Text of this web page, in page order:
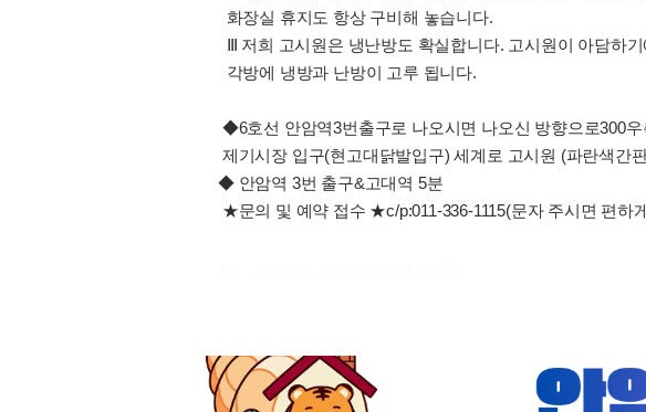
화장실 휴지도 항상 구비해 놓습니다.
Ⅲ 저희 고시원은 냉난방도 확실합니다. 고시원이 아담하기
각방에 냉방과 난방이 고루 됩니다.
◆6호선 안암역3번출구로 나오시면 나오신 방향으로300우
제기시장 입구(현고대닭발입구) 세계로 고시원 (파란색간
◆ 안암역 3번 출구&고대역 5분
★문의 및 예약 접수 ★c/p:011-336-1115(문자 주시면 편하